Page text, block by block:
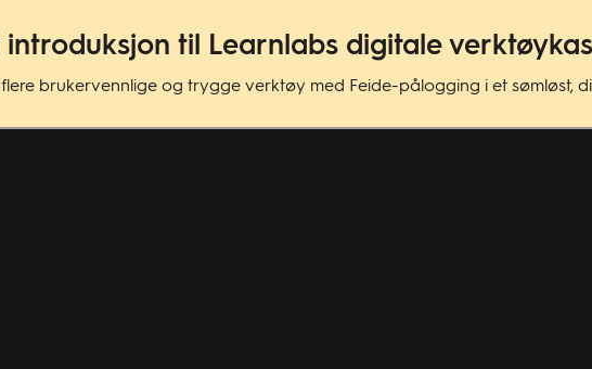
introduksjon til Learnlabs digitale
brukervennlige og trygge verktøy med Feide-pålogging i et sømløst,